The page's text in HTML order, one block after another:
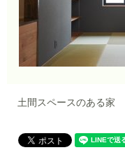
土間スペースのある家